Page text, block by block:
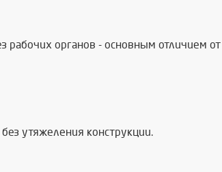
органов - основным отличием
утяжеления конструкции.